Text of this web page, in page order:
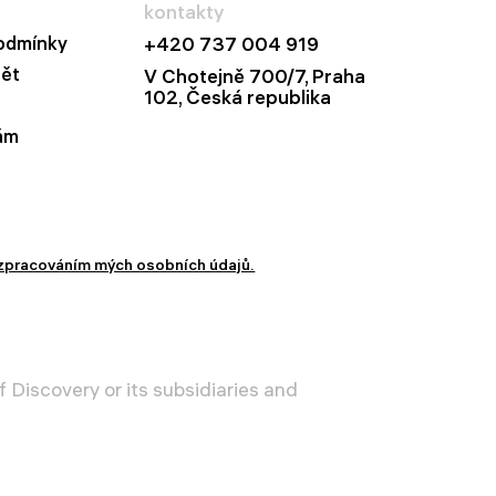
kontakty
+420 737 004 919
V Chotejně 700/7, Praha
102, Česká republika
mých osobních údajů.
or its subsidiaries and